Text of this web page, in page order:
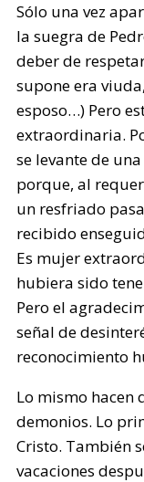
Sólo una vez
la suegra de
deber de
supone era
esposo…) Pero
extraordinaria.
se levante de
porque, al
un resfriado
recibido
Es mujer
hubiera sido
Pero el
señal de
reconocimiento
Lo mismo hacen
demonios. Lo
Cristo. También
vacaciones